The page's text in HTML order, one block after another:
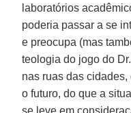
laboratórios
poderia passar a se
e preocupa (mas
teologia do jogo do Dr.
nas ruas das
o futuro, do que a
se leve em